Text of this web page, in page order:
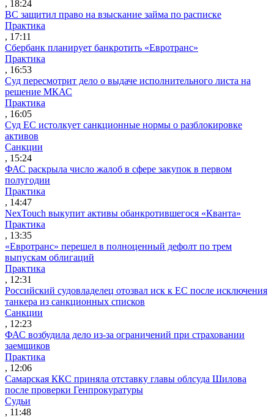
, 18:24
ВС защитил право на взыскание займа по расписке
Практика
, 17:11
Сбербанк планирует банкротить «Евротранс»
Практика
, 16:53
Суд пересмотрит дело о выдаче исполнительного листа на
решение МКАС
Практика
, 16:05
Суд ЕС истолкует санкционные нормы о разблокировке
активов
Санкции
, 15:24
ФАС раскрыла число жалоб в сфере закупок в первом
полугодии
Практика
, 14:47
NexTouch выкупит активы обанкротившегося «Кванта»
Практика
, 13:35
«Евротранс» перешел в полноценный дефолт по трем
выпускам облигаций
Практика
, 12:31
Российский судовладелец отозвал иск к ЕС после исключения
танкера из санкционных списков
Санкции
, 12:23
ФАС возбудила дело из-за ограничений при страховании
заемщиков
Практика
, 12:06
Самарская ККС приняла отставку главы облсуда Шилова
после проверки Генпрокуратуры
Судьи
, 11:48